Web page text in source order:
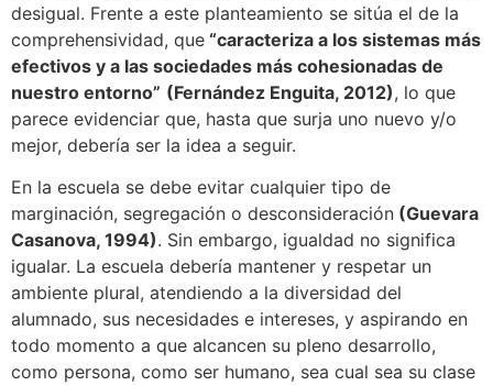
desigual. Frente a este planteamiento se sitúa el de la
comprehensividad, que “caracteriza a los sistemas más
efectivos y a las sociedades más cohesionadas de
nuestro entorno” (Fernández Enguita, 2012), lo que
parece evidenciar que, hasta que surja uno nuevo y/o
mejor, debería ser la idea a seguir.
En la escuela se debe evitar cualquier tipo de
marginación, segregación o desconsideración (Guevara
Casanova, 1994). Sin embargo, igualdad no significa
igualar. La escuela debería mantener y respetar un
ambiente plural, atendiendo a la diversidad del
alumnado, sus necesidades e intereses, y aspirando en
todo momento a que alcancen su pleno desarrollo,
como persona, como ser humano, sea cual sea su clase